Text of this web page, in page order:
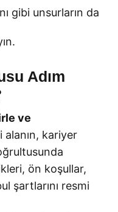
gibi unsurların da
Adım
ve
alanın, kariyer
ön koşullar,
şartlarını resmi